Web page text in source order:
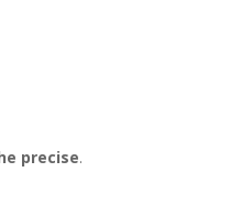
precise.